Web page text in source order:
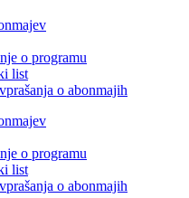
o programu
list
o abonmajih
o programu
list
o abonmajih